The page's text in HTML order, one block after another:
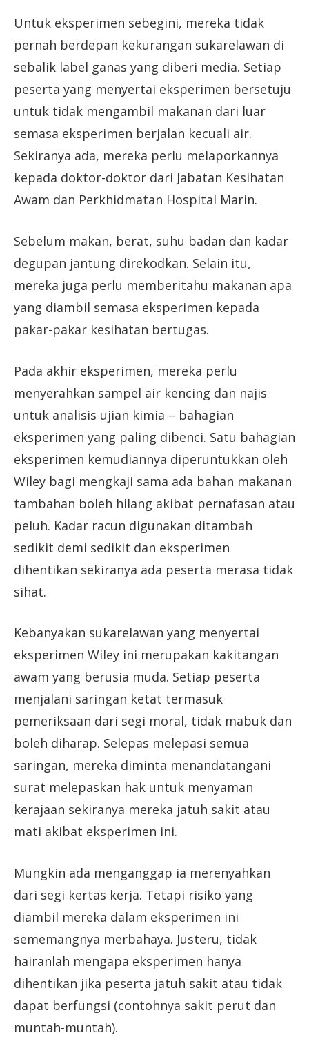
Untuk eksperimen sebegini, mereka tidak
pernah berdepan kekurangan sukarelawan di
sebalik label ganas yang diberi media. Setiap
peserta yang menyertai eksperimen bersetuju
untuk tidak mengambil makanan dari luar
semasa eksperimen berjalan kecuali air.
Sekiranya ada, mereka perlu melaporkannya
kepada doktor-doktor dari Jabatan Kesihatan
Awam dan Perkhidmatan Hospital Marin.
Sebelum makan, berat, suhu badan dan kadar
degupan jantung direkodkan. Selain itu,
mereka juga perlu memberitahu makanan apa
yang diambil semasa eksperimen kepada
pakar-pakar kesihatan bertugas.
Pada akhir eksperimen, mereka perlu
menyerahkan sampel air kencing dan najis
untuk analisis ujian kimia – bahagian
eksperimen yang paling dibenci. Satu bahagian
eksperimen kemudiannya diperuntukkan oleh
Wiley bagi mengkaji sama ada bahan makanan
tambahan boleh hilang akibat pernafasan atau
peluh. Kadar racun digunakan ditambah
sedikit demi sedikit dan eksperimen
dihentikan sekiranya ada peserta merasa tidak
sihat.
Kebanyakan sukarelawan yang menyertai
eksperimen Wiley ini merupakan kakitangan
awam yang berusia muda. Setiap peserta
menjalani saringan ketat termasuk
pemeriksaan dari segi moral, tidak mabuk dan
boleh diharap. Selepas melepasi semua
saringan, mereka diminta menandatangani
surat melepaskan hak untuk menyaman
kerajaan sekiranya mereka jatuh sakit atau
mati akibat eksperimen ini.
Mungkin ada menganggap ia merenyahkan
dari segi kertas kerja. Tetapi risiko yang
diambil mereka dalam eksperimen ini
sememangnya merbahaya. Justeru, tidak
hairanlah mengapa eksperimen hanya
dihentikan jika peserta jatuh sakit atau tidak
dapat berfungsi (contohnya sakit perut dan
muntah-muntah).